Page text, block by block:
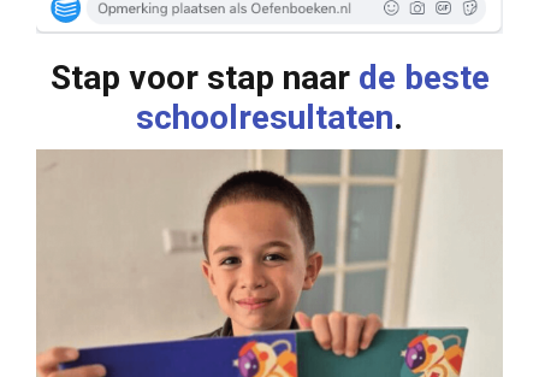
Stap voor stap naar de beste
schoolresultaten.